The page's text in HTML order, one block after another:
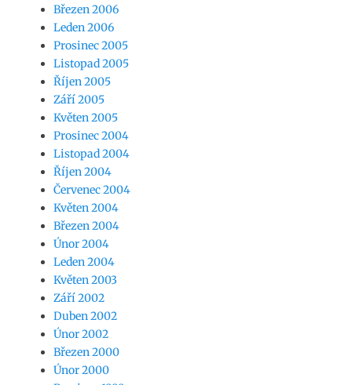
Březen 2006
Leden 2006
Prosinec 2005
Listopad 2005
Říjen 2005
Září 2005
Květen 2005
Prosinec 2004
Listopad 2004
Říjen 2004
Červenec 2004
Květen 2004
Březen 2004
Únor 2004
Leden 2004
Květen 2003
Září 2002
Duben 2002
Únor 2002
Březen 2000
Únor 2000